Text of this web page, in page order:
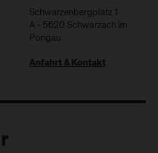
Schwarzenbergplatz 1
A - 5620 Schwarzach im
Pongau
Anfahrt & Kontakt